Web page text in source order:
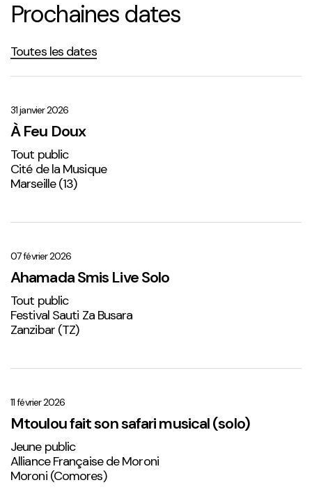
Prochaines dates
Toutes les dates
Doux
31 janvier 2026
À Feu Doux
Tout public
Cité de la Musique
Marseille (13)
Live
Solo
1
07 février 2026
Ahamada Smis Live Solo
Tout public
Festival Sauti Za Busara
Zanzibar (TZ)
son
safari
musical
(solo)
11 février 2026
Mtoulou fait son safari musical (solo)
Jeune public
Alliance Française de Moroni
Moroni (Comores)